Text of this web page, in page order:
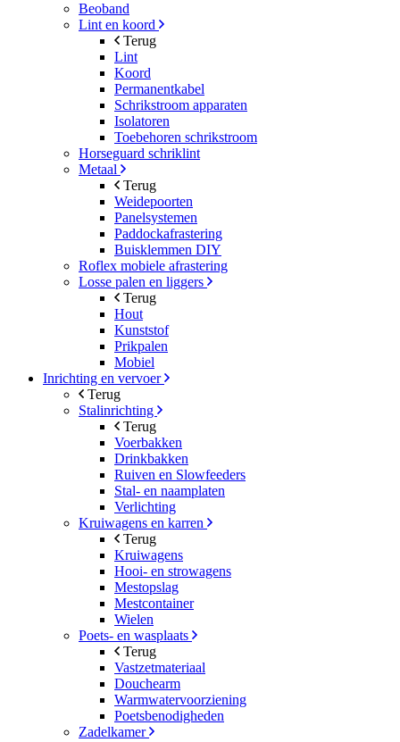
Beoband
Lint en koord
Terug
Lint
Koord
Permanentkabel
Schrikstroom apparaten
Isolatoren
Toebehoren schrikstroom
Horseguard schriklint
Metaal
Terug
Weidepoorten
Panelsystemen
Paddockafrastering
Buisklemmen DIY
Roflex mobiele afrastering
Losse palen en liggers
Terug
Hout
Kunststof
Prikpalen
Mobiel
Inrichting en vervoer
Terug
Stalinrichting
Terug
Voerbakken
Drinkbakken
Ruiven en Slowfeeders
Stal- en naamplaten
Verlichting
Kruiwagens en karren
Terug
Kruiwagens
Hooi- en strowagens
Mestopslag
Mestcontainer
Wielen
Poets- en wasplaats
Terug
Vastzetmateriaal
Douchearm
Warmwatervoorziening
Poetsbenodigheden
Zadelkamer